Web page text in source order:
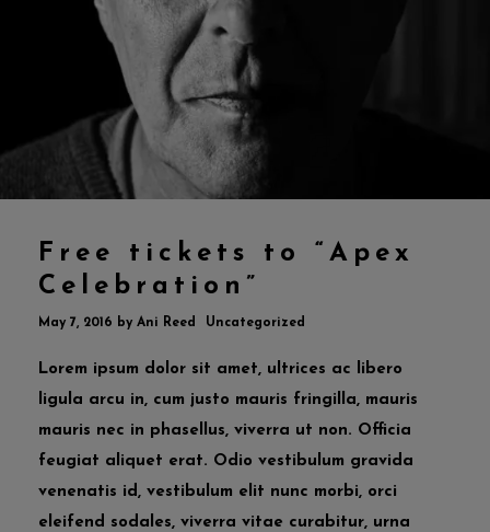
Free tickets to “Apex
Celebration”
May 7, 2016 by Ani Reed Uncategorized
Lorem ipsum dolor sit amet, ultrices ac libero
ligula arcu in, cum justo mauris fringilla, mauris
mauris nec in phasellus, viverra ut non. Officia
feugiat aliquet erat. Odio vestibulum gravida
venenatis id, vestibulum elit nunc morbi, orci
eleifend sodales, viverra vitae curabitur, urna